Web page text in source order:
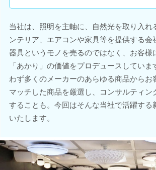
当社は、照明を主軸に、自然光を取り入れ
ンテリア、エアコンや家具等を提供する会
器具というモノを売るのではなく、お客様
「あかり」の価値をプロデュースしていま
わず多くのメーカーのあらゆる商品からお
マッチした商品を厳選し、コンサルティン
することも。今回はそんな当社で活躍する
いたします。